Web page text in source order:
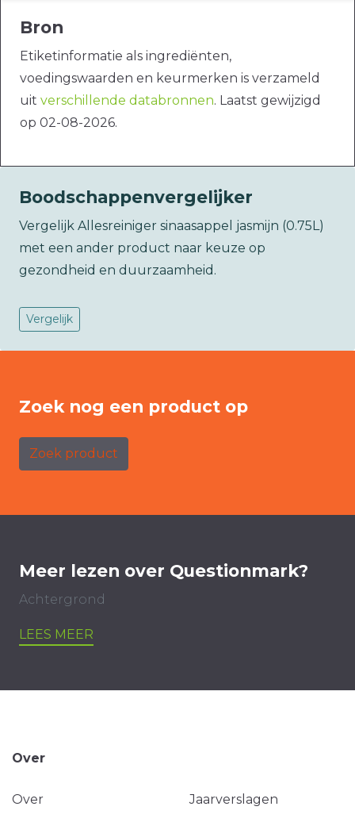
Bron
Etiketinformatie als ingrediënten,
voedingswaarden en keurmerken is verzameld
uit verschillende databronnen. Laatst gewijzigd
op 02-08-2026.
Boodschappenvergelijker
Vergelijk Allesreiniger sinaasappel jasmijn (0.75L)
met een ander product naar keuze op
gezondheid en duurzaamheid.
Vergelijk
Zoek nog een product op
Zoek product
Meer lezen over Questionmark?
Achtergrond
LEES MEER
Over
Over Jaarverslagen